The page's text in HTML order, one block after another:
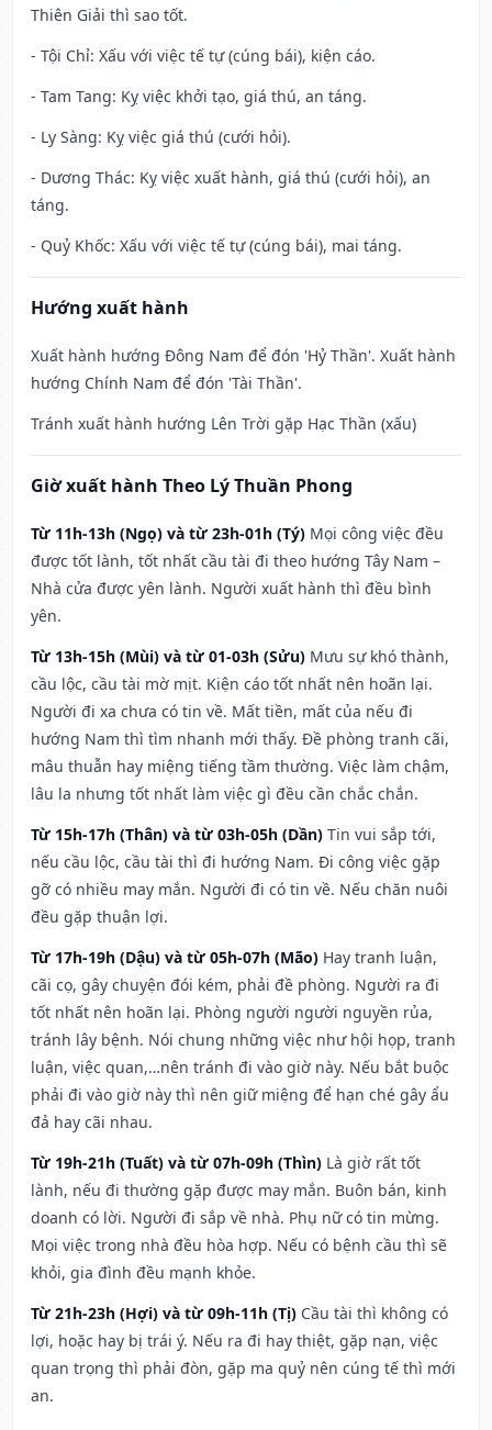
Thiên Giải thì sao tốt.
- Tội Chỉ: Xấu với việc tế tự (cúng bái), kiện cáo.
- Tam Tang: Kỵ việc khởi tạo, giá thú, an táng.
- Ly Sàng: Kỵ việc giá thú (cưới hỏi).
- Dương Thác: Kỵ việc xuất hành, giá thú (cưới hỏi), an
táng.
- Quỷ Khốc: Xấu với việc tế tự (cúng bái), mai táng.
Hướng xuất hành
Xuất hành hướng Đông Nam để đón 'Hỷ Thần'. Xuất hành
hướng Chính Nam để đón 'Tài Thần'.
Tránh xuất hành hướng Lên Trời gặp Hạc Thần (xấu)
Giờ xuất hành Theo Lý Thuần Phong
Từ 11h-13h (Ngọ) và từ 23h-01h (Tý) Mọi công việc đều
được tốt lành, tốt nhất cầu tài đi theo hướng Tây Nam –
Nhà cửa được yên lành. Người xuất hành thì đều bình
yên.
Từ 13h-15h (Mùi) và từ 01-03h (Sửu) Mưu sự khó thành,
cầu lộc, cầu tài mờ mịt. Kiện cáo tốt nhất nên hoãn lại.
Người đi xa chưa có tin về. Mất tiền, mất của nếu đi
hướng Nam thì tìm nhanh mới thấy. Đề phòng tranh cãi,
mâu thuẫn hay miệng tiếng tầm thường. Việc làm chậm,
lâu la nhưng tốt nhất làm việc gì đều cần chắc chắn.
Từ 15h-17h (Thân) và từ 03h-05h (Dần) Tin vui sắp tới,
nếu cầu lộc, cầu tài thì đi hướng Nam. Đi công việc gặp
gỡ có nhiều may mắn. Người đi có tin về. Nếu chăn nuôi
đều gặp thuận lợi.
Từ 17h-19h (Dậu) và từ 05h-07h (Mão) Hay tranh luận,
cãi cọ, gây chuyện đói kém, phải đề phòng. Người ra đi
tốt nhất nên hoãn lại. Phòng người người nguyền rủa,
tránh lây bệnh. Nói chung những việc như hội họp, tranh
luận, việc quan,…nên tránh đi vào giờ này. Nếu bắt buộc
phải đi vào giờ này thì nên giữ miệng để hạn ché gây ẩu
đả hay cãi nhau.
Từ 19h-21h (Tuất) và từ 07h-09h (Thìn) Là giờ rất tốt
lành, nếu đi thường gặp được may mắn. Buôn bán, kinh
doanh có lời. Người đi sắp về nhà. Phụ nữ có tin mừng.
Mọi việc trong nhà đều hòa hợp. Nếu có bệnh cầu thì sẽ
khỏi, gia đình đều mạnh khỏe.
Từ 21h-23h (Hợi) và từ 09h-11h (Tị) Cầu tài thì không có
lợi, hoặc hay bị trái ý. Nếu ra đi hay thiệt, gặp nạn, việc
quan trọng thì phải đòn, gặp ma quỷ nên cúng tế thì mới
an.